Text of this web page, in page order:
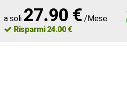
a soli 27.90 € /Mese
Risparmi 24.00 €